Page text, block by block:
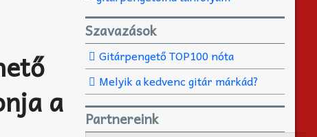
a
Szavazások
Gitárpengető TOP100 nóta
Melyik a kedvenc gitár márkád?
Partnereink